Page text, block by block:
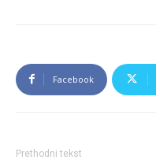
Facebook
Prethodni tekst